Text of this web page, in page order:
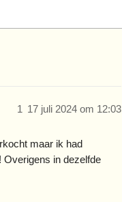
17 juli 2024 om 12:03
1
maar ik had
Overigens in dezelfde